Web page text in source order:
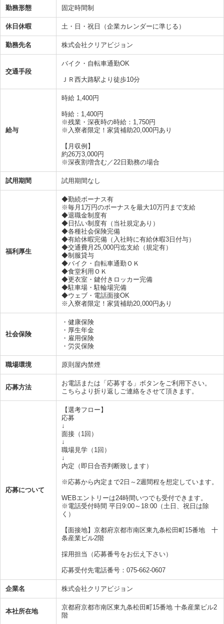
勤務形態 固定時間制
休日休暇 土・日・祝日（企業カレンダーに準じる）
勤務先名 株式会社クリアビジョン
交通手段
バイク・自転車通勤OK
ＪＲ西大路駅より徒歩10分
給与
時給 1,400円
時給：1,400円
※残業・深夜時の時給：1,750円
※入寮者限定！家賃補助20,000円あり
【月収例】
約26万3,000円
※深夜割増含む／22日勤務の場合
試用期間 試用期間なし
福利厚生
◆勤続ボーナス有
※毎月1万円のボーナスを最大10万円まで支給
◆退職金制度有
◆日払い制度有（当社規定あり）
◆各種社会保険完備
◆有給休暇完備（入社時に有給休暇3日付与）
◆交通費月25,000円迄支給（規定有）
◆制服貸与
◆バイク・自転車通勤ＯＫ
◆食堂利用ＯＫ
◆更衣室・鍵付きロッカー完備
◆駐車場・駐輪場完備
◆ウェブ・電話面接OK
※入寮者限定！家賃補助20,000円あり
社会保険
・健康保険
・厚生年金
・雇用保険
・労災保険
職場環境 原則屋内禁煙
応募方法
お電話または「応募する」ボタンをご利用下さい。
こちらより折り返しご連絡をさせて頂きます。
応募について
【選考フロー】
応募
↓
面接（1回）
↓
職場見学（1回）
↓
内定（即日合否判断致します）
※応募から内定まで2日～2週間程を想定しています。
WEBエントリーは24時間いつでも受付できます。
※電話受付時間 平日9:00～18:00（土日、祝日は除
く）
【面接地】京都府京都市南区東九条松田町15番地 十
条産業ビル2階
採用担当（応募番号をお伝え下さい）
応募受付先電話番号：075-662-0607
企業名 株式会社クリアビジョン
本社所在地
京都府京都市南区東九条松田町15番地 十条産業ビル2
階